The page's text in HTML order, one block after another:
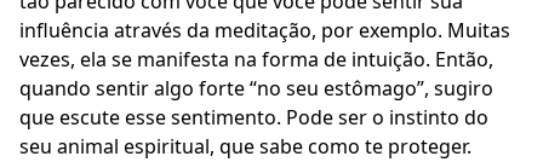
influência através da meditação, por exemplo. Muitas
vezes, ela se manifesta na forma de intuição. Então,
quando sentir algo forte “no seu estômago”, sugiro
que escute esse sentimento. Pode ser o instinto do
seu animal espiritual, que sabe como te proteger.